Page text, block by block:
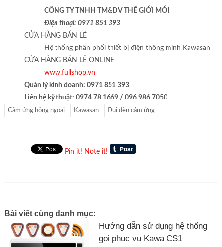
CÔNG TY TNHH TM&DV THẾ GIỚI MỚI
Điện thoại: 0971 851 393
CỬA HÀNG BÁN LẺ
Hệ thống phân phối thiết bị điện thông minh Kawasan
CỬA HÀNG BÁN LẺ ONLINE
www.fullshop.vn
Quản lý kinh doanh: 0971 851 393
Liên hệ kỹ thuật: 0974 78 1669 / 096 986 7050
Cảm ứng hồng ngoại Kawasan Đui đèn cảm ứng
Pin it! Note it!
Bài viết cùng danh mục:
Hướng dẫn sử dụng hệ thống
gọi phục vụ Kawa CS1